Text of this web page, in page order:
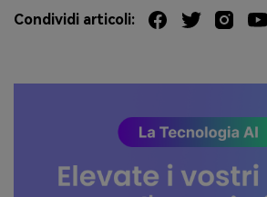
Condividi articoli: